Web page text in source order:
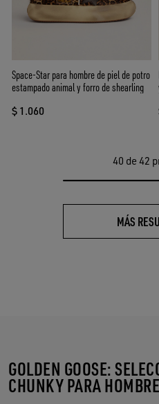
Space-Star para hombre de piel de potro
estampado animal y forro de shearling
$ 1.060
40 de 42
MÁS
GOLDEN GOOSE:
CHUNKY PARA HOMBRE